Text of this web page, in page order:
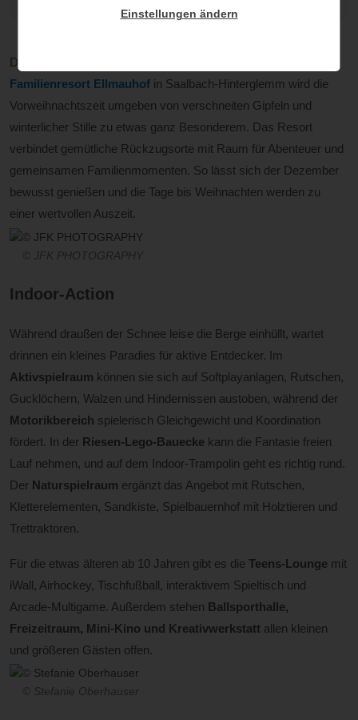
Der Advent in den Bergen hat seinen ganz eigenen Zauber. Im
Familienresort Ellmauhof in Saalbach-Hinterglemm wird die
Vorweihnachtszeit umgeben von verschneiten Gipfeln und
winterlicher Stille zu etwas ganz Besonderem. Das Resort
verbindet gemütliche Rückzugsorte mit Raum für Abenteuer und
gemeinsamen Familienmomenten. So lässt sich der Dezember
bewusst genießen und die Tage bis Weihnachten werden zu
einer wertvollen Auszeit.
© JFK PHOTOGRAPHY
Indoor-Action
Während draußen der Schnee leise die Berge einhüllt, wartet
drinnen ein kleines Paradies für aktive Entdecker. Im
Aktivspielraum können sie sich auf Softplayanlagen, Rutschen,
Gucklöchern, Walzen und Hindernissen austoben, während der
Motorikbereich spielerisch Gleichgewicht und Koordination
fördert. In der Riesen-Lego-Bauecke kann die Fantasie freien
Lauf nehmen, und auf dem Indoor-Trampolin geht es richtig rund.
Der Naturspielraum ergänzt das Angebot mit Rutschen,
Kletterelementen, Sandkiste, Spielbauernhof mit Holztieren und
Trettraktoren.
Für die etwas älteren ab 10 Jahren gibt es die Teens-Lounge mit
iWall, Airhockey, Tischfußball, interaktivem Spieltisch und
Arcade-Multigame. Außerdem stehen Ballsporthalle,
Freizeitraum, Mini-Kino und Kreativwerkstatt allen kleinen
und größeren Gästen offen.
© Stefanie Oberhauser
Einstellungen ändern